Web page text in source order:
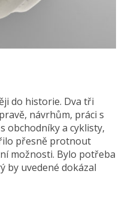
do historie. Dva tři
návrhům, práci s
obchodníky a cyklisty,
přesně protnout
možnosti. Bylo potřeba
by uvedené dokázal